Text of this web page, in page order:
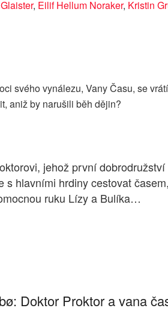
, Eilif Hellum Noraker, Kristin
svého vynálezu, Vany Času, se
aniž by narušili běh dějin?
jehož první
hlavními hrdiny cestovat
ruku Lízy a Bulíka…
Doktor Proktor a vana